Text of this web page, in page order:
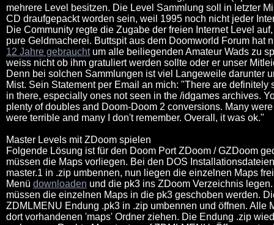
mehrere Level besitzen. Die Level Sammlung soll in letzter
CD draufgepackt worden sein, weil 1995 noch nicht jeder
Die Community regte die Zugabe der freien Internet Level
pure Geldmacherei. Buttspit aus dem Doomworld Forum hat
12 Jahre gebrauchtum alle beiliegenden Amateur Wads zu
weiss nicht ob ihm gratuliert werden sollte oder er unser
Denn bei solchen Sammlungen ist viel Langeweile darunter
Mist. Sein Statement per Email an mich: "There are definitely
in there, especially ones not seen in the /idgames archives.
plenty of doubles and Doom-Doom 2 conversions. Many
were terrible and many I don't remember. Overall, it was ok."
Master Levels mit ZDoom spielen
Folgende Lösung ist für den Doom Port ZDoom / GZDoom
müssen die Maps vorliegen. Bei den DOS
master.1 in .zip umbennen, nun liegen die einzelnen Maps
Menü downloaden und die pk3 ins ZDoom Verzeichnis
müssen die einzelnen Maps in die pk3 geschoben werden.
ZDMLMENU Endung .pk3 in .zip umbennen und öffnen. Alle
dort vorhandenen 'maps' Ordner ziehen. Die Endung .zip